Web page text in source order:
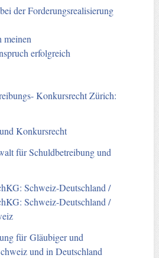
der Forderungsrealisierung
meinen
erfolgreich
Konkursrecht Zürich:
Konkursrecht
für Schuldbetreibung und
Schweiz-Deutschland /
Schweiz-Deutschland /
für Gläubiger und
und in Deutschland